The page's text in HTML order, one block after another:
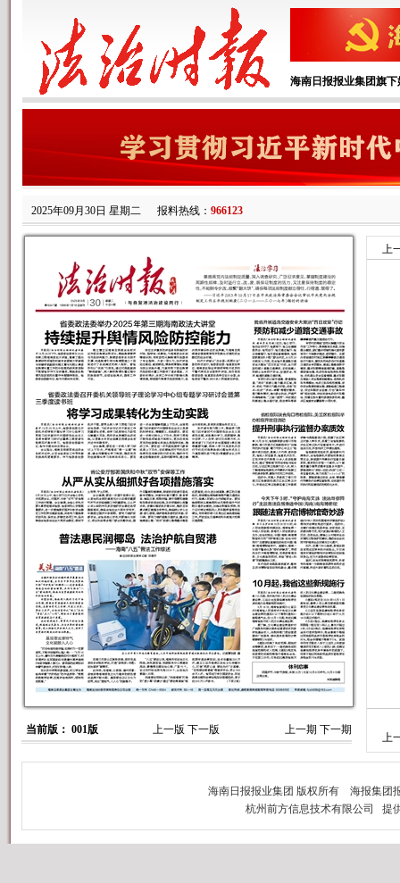
海南日报报业集团旗下
2025年09月30日 星期二 报料热线： 966123
当前版： 001版 上一版 下一版 上一期 下一期
上
上